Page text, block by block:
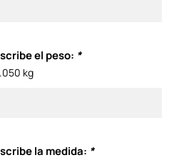
el peso: *
kg
la medida: *